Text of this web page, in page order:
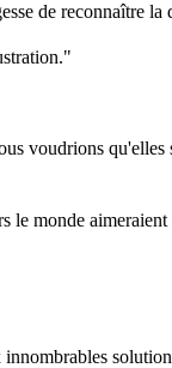
de reconnaître
voudrions qu'elles
le monde